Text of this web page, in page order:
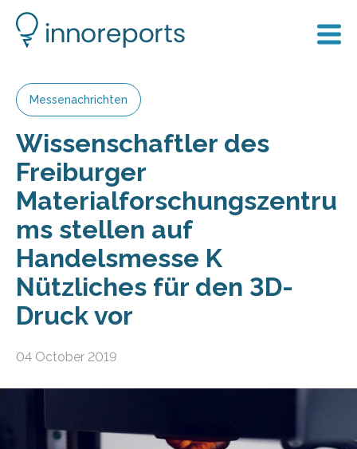
Messenachrichten
Wissenschaftler des
Freiburger
Materialforschungszentru
ms stellen auf
Handelsmesse K
Nützliches für den 3D-
Druck vor
04 October 2019